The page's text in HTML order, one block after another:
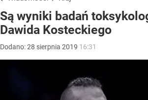
Są wyniki badań
Dawida Kosteckiego
Dodano:28 sierpnia 2019 16:31